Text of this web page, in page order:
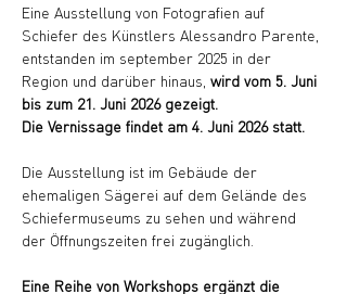
Eine Ausstellung von Fotografien auf
Schiefer des Künstlers Alessandro Parente,
entstanden im september 2025 in der
Region und darüber hinaus, wird vom 5. Juni
bis zum 21. Juni 2026 gezeigt.
Die Vernissage findet am 4. Juni 2026 statt.
Die Ausstellung ist im Gebäude der
ehemaligen Sägerei auf dem Gelände des
Schiefermuseums zu sehen und während
der Öffnungszeiten frei zugänglich.
Eine Reihe von Workshops ergänzt die